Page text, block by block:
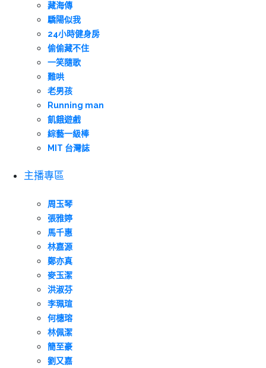
藏海傳
驕陽似我
24小時健身房
偷偷藏不住
一笑隨歌
難哄
老男孩
Running man
飢餓遊戲
綜藝一級棒
MIT 台灣誌
主播專區
周玉琴
張雅婷
馬千惠
林嘉源
鄭亦真
麥玉潔
洪淑芬
李珮瑄
何橞瑢
林佩潔
簡至豪
劉又嘉